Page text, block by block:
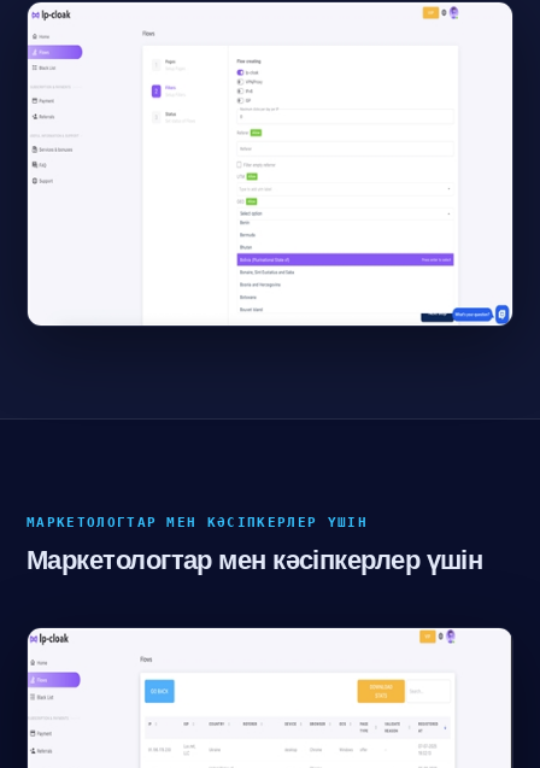
МАРКЕТОЛОГТАР МЕН КӘСІПКЕРЛЕР ҮШІН
Маркетологтар мен кәсіпкерлер үшін